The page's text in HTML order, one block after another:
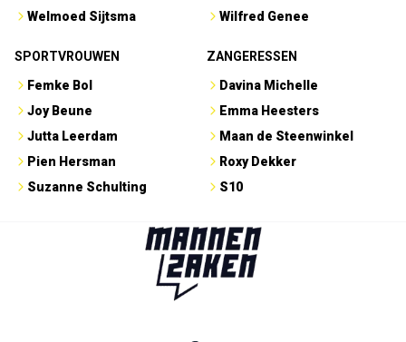
Welmoed Sijtsma
Wilfred Genee
SPORTVROUWEN
Femke Bol
Joy Beune
Jutta Leerdam
Pien Hersman
Suzanne Schulting
ZANGERESSEN
Davina Michelle
Emma Heesters
Maan de Steenwinkel
Roxy Dekker
S10